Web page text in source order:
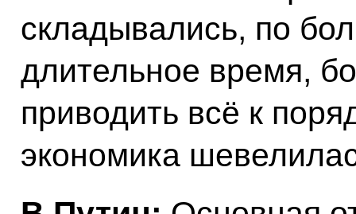
складывались, по
длительное время,
приводить всё к
экономика